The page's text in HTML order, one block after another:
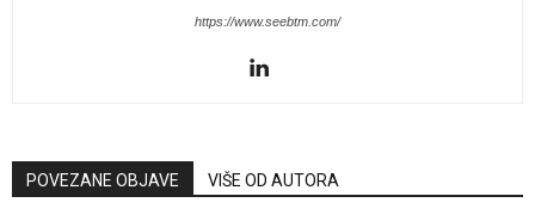
https://www.seebtm.com/
POVEZANE OBJAVE VIŠE OD AUTORA